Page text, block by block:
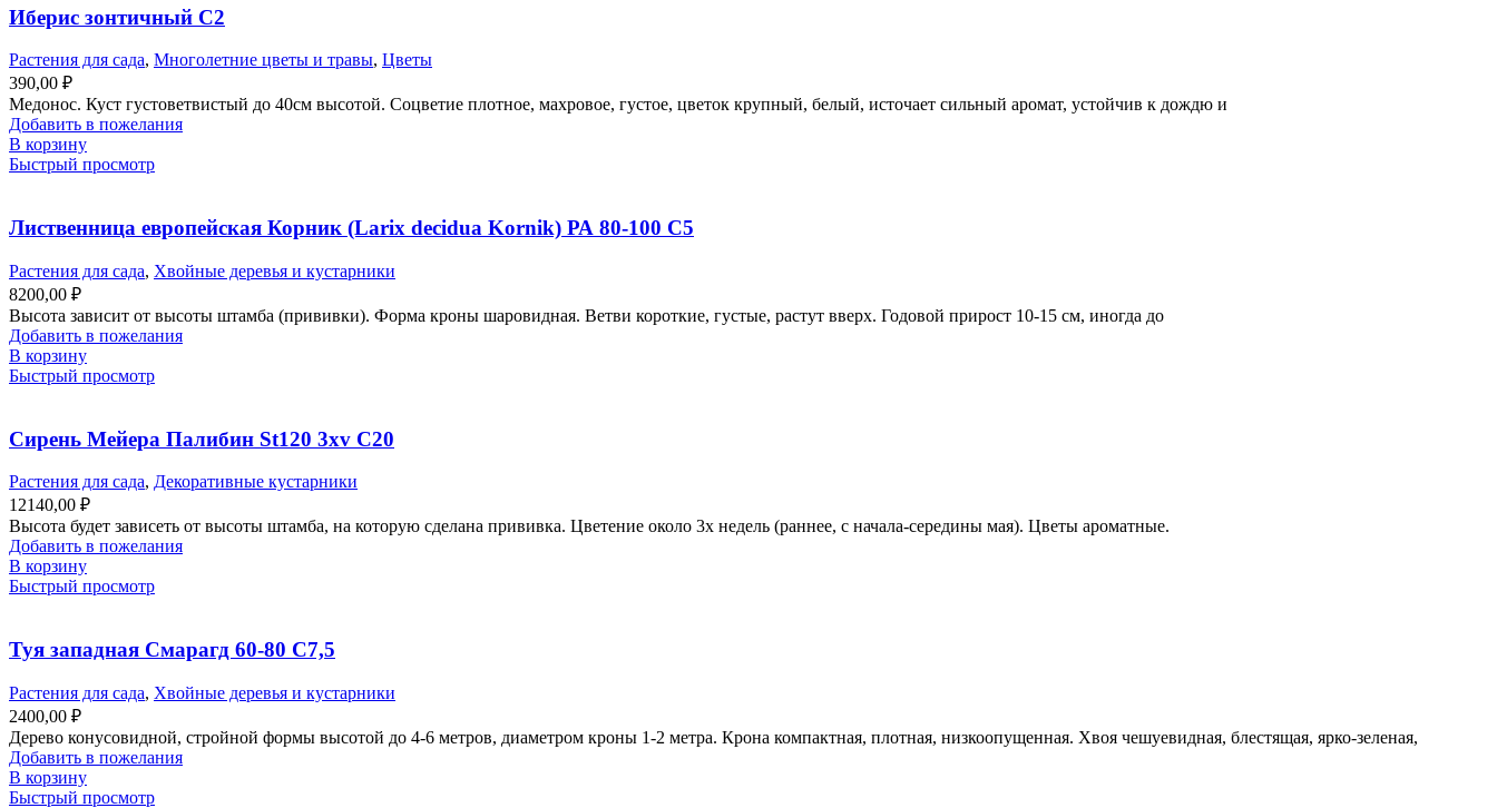
Иберис зонтичный С2
Растения для сада, Многолетние цветы и травы, Цветы
390,00 ₽
Медонос. Куст густоветвистый до 40см высотой. Соцветие плотное, махровое, густое, цветок крупный, белый, источает сильный аромат, устойчив к дождю и
Добавить в пожелания
В корзину
Быстрый просмотр
Лиственница европейская Корник (Larix decidua Kornik) РА 80-100 С5
Растения для сада, Хвойные деревья и кустарники
8200,00 ₽
Высота зависит от высоты штамба (прививки). Форма кроны шаровидная. Ветви короткие, густые, растут вверх. Годовой прирост 10-15 см, иногда до
Добавить в пожелания
В корзину
Быстрый просмотр
Сирень Мейера Палибин St120 3xv С20
Растения для сада, Декоративные кустарники
12140,00 ₽
Высота будет зависеть от высоты штамба, на которую сделана прививка. Цветение около 3х недель (раннее, с начала-середины мая). Цветы ароматные.
Добавить в пожелания
В корзину
Быстрый просмотр
Туя западная Смарагд 60-80 С7,5
Растения для сада, Хвойные деревья и кустарники
2400,00 ₽
Дерево конусовидной, стройной формы высотой до 4-6 метров, диаметром кроны 1-2 метра. Крона компактная, плотная, низкоопущенная. Хвоя чешуевидная, блестящая, ярко-зеленая,
Добавить в пожелания
В корзину
Быстрый просмотр